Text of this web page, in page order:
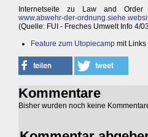
Internetseite zu Law and Order
www.abwehr-der-
(Quelle: FUI - Freches Umwelt Info 4/
Feature zum Utopiecamp mit Links
Kommentare
Bisher wurden noch keine